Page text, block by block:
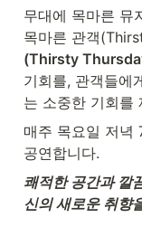
무대에 목마른
목마른 관객
(Thirsty
기회를, 관객들에
는 소중한 기회
매주 목요일 저녁
공연합니다.
쾌적한 공간과 깔
신의 새로운 취향